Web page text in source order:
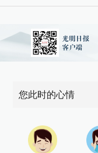
您此时的心情